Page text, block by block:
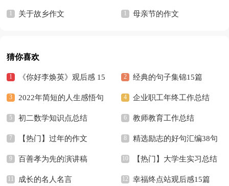
关于故乡作文 母亲节的作文
猜你喜欢
《你好李焕英》观后感 15
篇
经典的句子集锦15篇
2022年简短的人生感悟句
子汇编94句
企业职工年终工作总结
初二数学知识点总结 教师教育工作总结
【热门】过年的作文 精选励志的好句汇编38句
百善孝为先的演讲稿 【热门】大学生实习总结
成长的名人名言 幸福终点站观后感15篇